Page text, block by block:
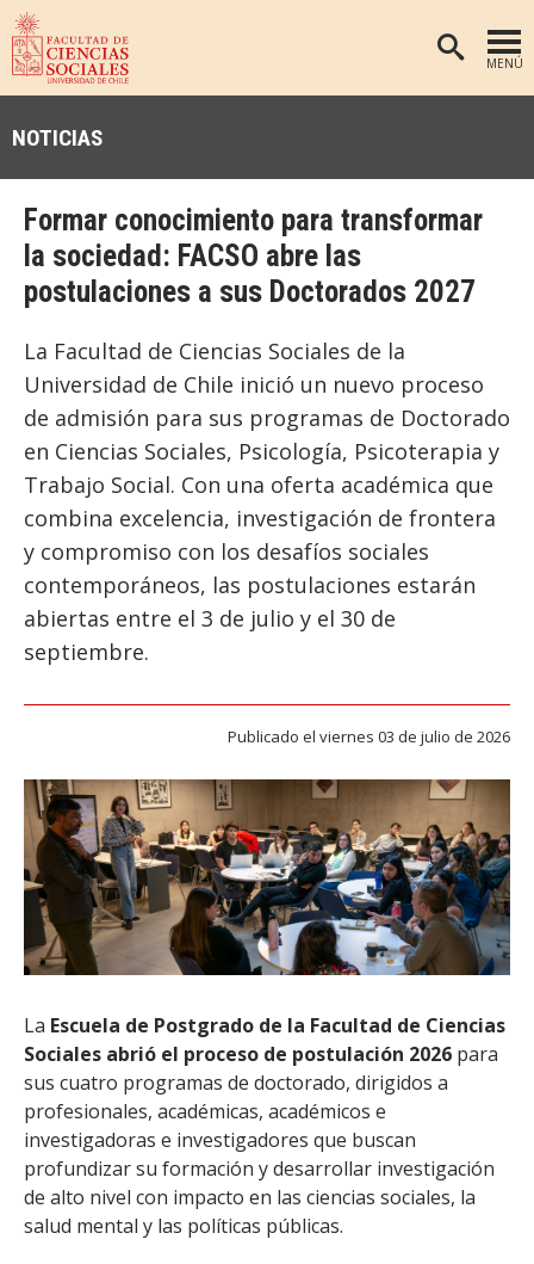
MENÚ
DEPARTAMENTOS
ANTROPOLOGÍA
EDUCACIÓN
SOCIOLOGÍA
TRABAJO SOCIAL
PREGRADO
POSTGRADO
PUBLICACIONES
EXTENSIÓN
BIBLIOTECA
ESTUDIANTES
ACADÉMICOS
FUNCIONARIOS
NOTICIAS
Formar conocimiento para transformar
la sociedad: FACSO abre las
postulaciones a sus Doctorados 2027
La Facultad de Ciencias Sociales de la
Universidad de Chile inició un nuevo proceso
de admisión para sus programas de Doctorado
en Ciencias Sociales, Psicología, Psicoterapia y
Trabajo Social. Con una oferta académica que
combina excelencia, investigación de frontera
y compromiso con los desafíos sociales
contemporáneos, las postulaciones estarán
abiertas entre el 3 de julio y el 30 de
septiembre.
Publicado el viernes 03 de julio de 2026
La Escuela de Postgrado de la Facultad de Ciencias
Sociales abrió el proceso de postulación 2026 para
sus cuatro programas de doctorado, dirigidos a
profesionales, académicas, académicos e
investigadoras e investigadores que buscan
profundizar su formación y desarrollar investigación
de alto nivel con impacto en las ciencias sociales, la
salud mental y las políticas públicas.